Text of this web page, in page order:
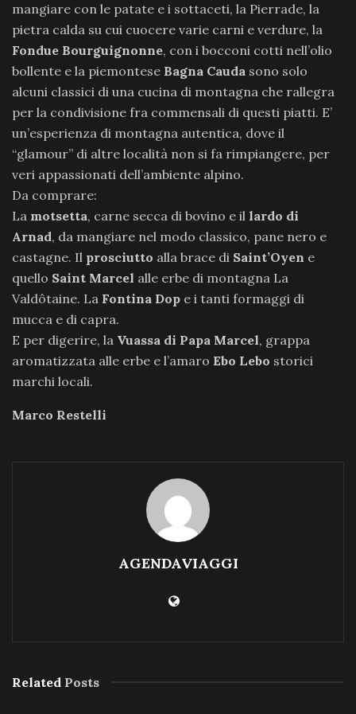
mangiare con le patate e i sottaceti, la Pierrade, la
pietra calda su cui cuocere varie carni e verdure, la
Fondue Bourguignonne, con i bocconi cotti nell’olio
bollente e la piemontese Bagna Cauda sono solo
alcuni classici di una cucina di montagna che rallegra
per la condivisione fra commensali di questi piatti. E’
un’esperienza di montagna autentica, dove il
“glamour” di altre località non si fa rimpiangere, per
veri appassionati dell’ambiente alpino.
Da comprare:
La motsetta, carne secca di bovino e il lardo di
Arnad, da mangiare nel modo classico, pane nero e
castagne. Il prosciutto alla brace di Saint’Oyen e
quello Saint Marcel alle erbe di montagna La
Valdôtaine. La Fontina Dop e i tanti formaggi di
mucca e di capra.
E per digerire, la Vuassa di Papa Marcel, grappa
aromatizzata alle erbe e l’amaro Ebo Lebo storici
marchi locali.
Marco Restelli
AGENDAVIAGGI
Related Posts